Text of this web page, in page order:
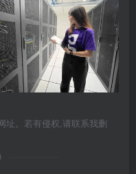
址。若有侵权,请联系我删